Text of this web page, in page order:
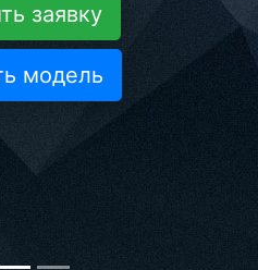
заявку
модель